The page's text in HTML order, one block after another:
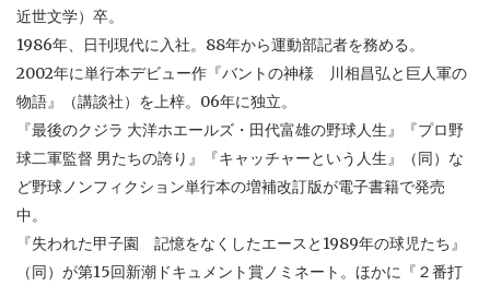
近世文学）卒。
1986年、日刊現代に入社。88年から運動部記者を務める。
2002年に単行本デビュー作『バントの神様 川相昌弘と巨人軍の
物語』（講談社）を上梓。06年に独立。
『最後のクジラ 大洋ホエールズ・田代富雄の野球人生』『プロ野
球二軍監督 男たちの誇り』『キャッチャーという人生』（同）な
ど野球ノンフィクション単行本の増補改訂版が電子書籍で発売
中。
『失われた甲子園 記憶をなくしたエースと1989年の球児たち』
（同）が第15回新潮ドキュメント賞ノミネート。ほかに『２番打